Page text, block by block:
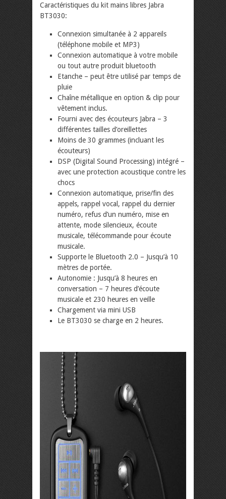
Caractéristiques du kit mains libres Jabra
BT3030:
Connexion simultanée à 2 appareils
(téléphone mobile et MP3)
Connexion automatique à votre mobile
ou tout autre produit bluetooth
Etanche – peut être utilisé par temps de
pluie
Chaîne métallique en option & clip pour
vêtement inclus.
Fourni avec des écouteurs Jabra – 3
différentes tailles d’oreillettes
Moins de 30 grammes (incluant les
écouteurs)
DSP (Digital Sound Processing) intégré –
avec une protection acoustique contre les
chocs
Connexion automatique, prise/fin des
appels, rappel vocal, rappel du dernier
numéro, refus d’un numéro, mise en
attente, mode silencieux, écoute
musicale, télécommande pour écoute
musicale.
Supporte le Bluetooth 2.0 – Jusqu’à 10
mètres de portée.
Autonomie : Jusqu’à 8 heures en
conversation – 7 heures d’écoute
musicale et 230 heures en veille
Chargement via mini USB
Le BT3030 se charge en 2 heures.